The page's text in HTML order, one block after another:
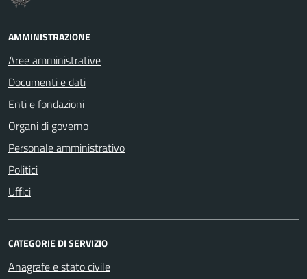
AMMINISTRAZIONE
Aree amministrative
Documenti e dati
Enti e fondazioni
Organi di governo
Personale amministrativo
Politici
Uffici
CATEGORIE DI SERVIZIO
Anagrafe e stato civile